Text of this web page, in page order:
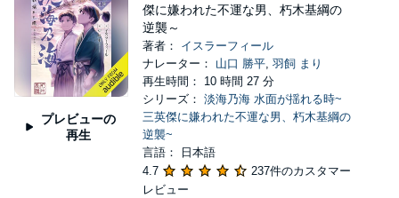
プレビューの
再生
傑に嫌われた不運な男、朽木基綱の
逆襲～
著者： イスラーフィール
ナレーター： 山口 勝平, 羽飼 まり
再生時間： 10 時間 27 分
シリーズ： 淡海乃海 水面が揺れる時~
三英傑に嫌われた不運な男、朽木基綱の
逆襲~
言語： 日本語
4.7
237件のカスタマー
レビュー